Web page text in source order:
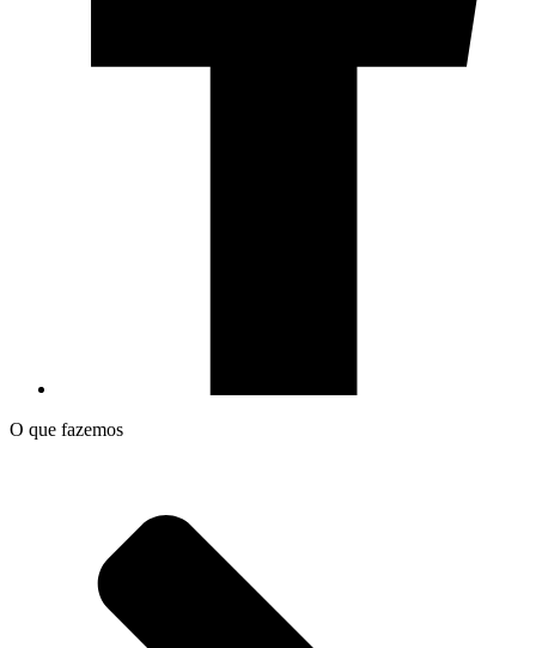
O que fazemos